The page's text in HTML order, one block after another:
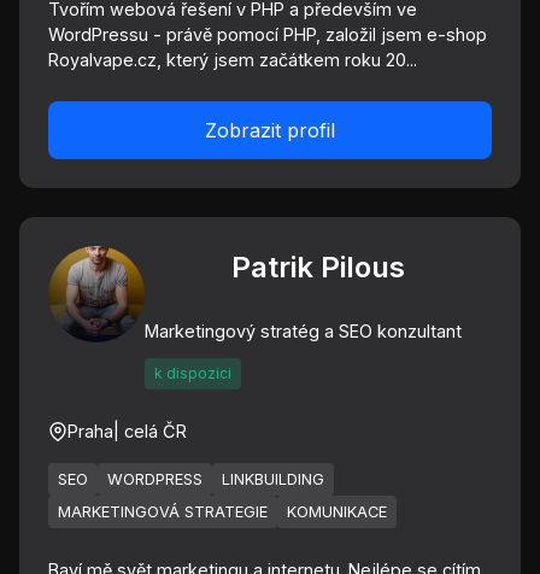
Tvořím webová řešení v PHP a především ve
WordPressu - právě pomocí PHP, založil jsem e-shop
Royalvape.cz, který jsem začátkem roku 20...
Zobrazit profil
Patrik Pilous
Marketingový stratég a SEO konzultant
k dispozici
Praha | celá ČR
SEO WORDPRESS
LINKBUILDING
MARKETINGOVÁ STRATEGIE
KOMUNIKACE
Baví mě svět marketingu a internetu. Nejlépe se cítím